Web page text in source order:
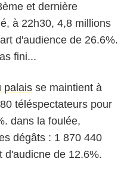
et dernière
à 22h30, 4,8 millions
d'audience de 26.6%.
fini...
palais se maintient à
téléspectateurs pour
dans la foulée,
dégâts : 1 870 440
d'audicne de 12.6%.